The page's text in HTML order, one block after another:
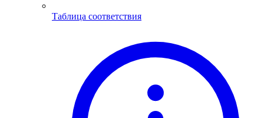
Таблица соответствия